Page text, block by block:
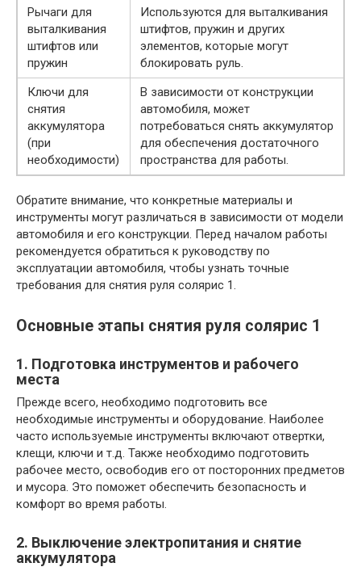
Рычаги для
выталкивания
штифтов или
пружин
Используются для выталкивания
штифтов, пружин и других
элементов, которые могут
блокировать руль.
Ключи для
снятия
аккумулятора
(при
необходимости)
В зависимости от конструкции
автомобиля, может
потребоваться снять аккумулятор
для обеспечения достаточного
пространства для работы.
Обратите внимание, что конкретные материалы и
инструменты могут различаться в зависимости от модели
автомобиля и его конструкции. Перед началом работы
рекомендуется обратиться к руководству по
эксплуатации автомобиля, чтобы узнать точные
требования для снятия руля солярис 1.
Основные этапы снятия руля солярис 1
1. Подготовка инструментов и рабочего
места
Прежде всего, необходимо подготовить все
необходимые инструменты и оборудование. Наиболее
часто используемые инструменты включают отвертки,
клещи, ключи и т.д. Также необходимо подготовить
рабочее место, освободив его от посторонних предметов
и мусора. Это поможет обеспечить безопасность и
комфорт во время работы.
2. Выключение электропитания и снятие
аккумулятора